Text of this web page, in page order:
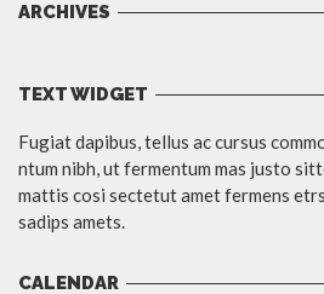
ARCHIVES
TEXT WIDGET
Fugiat dapibus, tellus ac cursus
ntum nibh, ut fermentum mas justo
mattis cosi sectetut amet fermens
sadips amets.
CALENDAR